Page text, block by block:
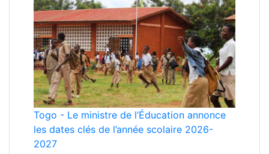
Togo - Le ministre de l’Éducation annonce
les dates clés de l’année scolaire 2026-
2027